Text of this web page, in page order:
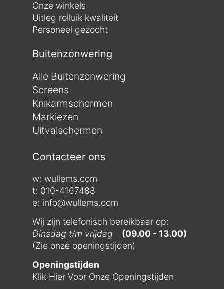
Onze winkels
Uitleg rolluik kwaliteit
Personeel gezocht
Buitenzonwering
Alle Buitenzonwering
Screens
Knikarmschermen
Markiezen
Uitvalschermen
Contacteer ons
w: wullems.com
t: 010-4167488
e: info@wullems.com
Wij zijn telefonisch bereikbaar op:
Dinsdag t/m vrijdag - (09.00 - 13.00)
(Zie onze openingstijden)
Openingstijden
Klik Hier Voor Onze Openingstijden